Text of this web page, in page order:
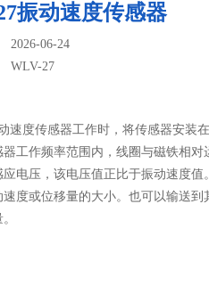
振动速度传感器
2026-06-24
WLV-27
速度传感器工作时，将传感器安装
器工作频率范围内，线圈与磁铁相
应电压，该电压值正比于振动速度值
速度或位移量的大小。也可以输送到